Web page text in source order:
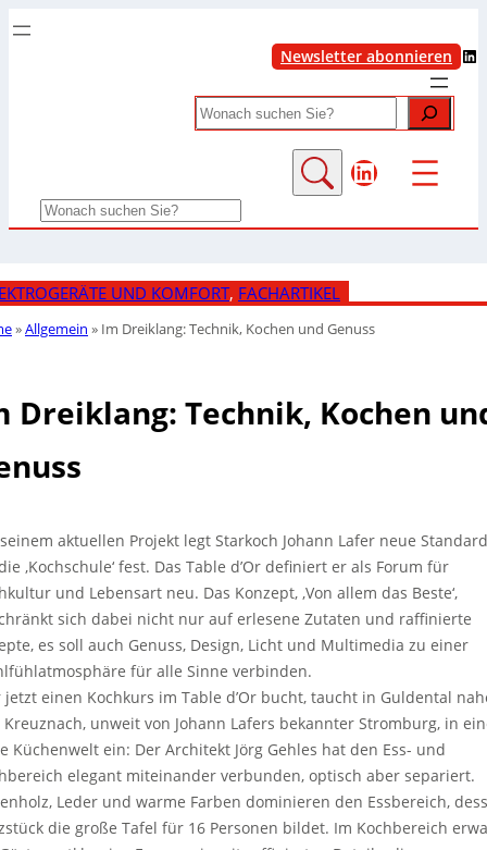
Newsletter abonnieren LinkedIn
Search
LinkedIn
Search
UND KOMFORT, FACHARTIKEL
»Allgemein » Im Dreiklang: Technik, Kochen und Genuss
Dreiklang: Technik, Kochen
aktuellen Projekt legt Starkoch Johann Lafer neue
‚Kochschule‘ fest. Das Table d’Or definiert er als Forum für
und Lebensart neu. Das Konzept, ‚Von allem das Beste‘,
sich dabei nicht nur auf erlesene Zutaten und raffinierte
es soll auch Genuss, Design, Licht und Multimedia zu einer
für alle Sinne verbinden.
jetzt einen Kochkurs im Table d’Or bucht, taucht in Guldental
Kreuznach, unweit von Johann Lafers bekannter Stromburg, in
Küchenwelt ein: Der Architekt Jörg Gehles hat den Ess- und
elegant miteinander verbunden, optisch aber separiert.
Leder und warme Farben dominieren den Essbereich,
die große Tafel für 16 Personen bildet. Im Kochbereich